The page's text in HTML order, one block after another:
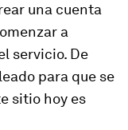
una cuenta
a
servicio. De
para que se
sitio hoy es